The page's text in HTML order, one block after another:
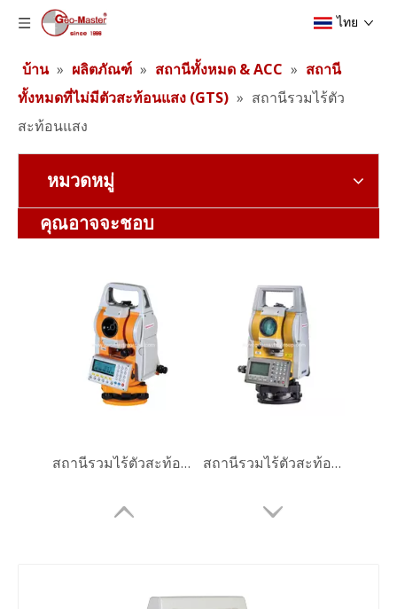
ไทย
บ้าน » ผลิตภัณฑ์ » สถานีทั้งหมด & ACC » สถานี
ทั้งหมดที่ไม่มีตัวสะท้อนแสง (GTS) » สถานีรวมไร้ตัว
สะท้อนแสง
หมวดหมู่
คุณอาจจะชอบ
สถานีรวมไร้ตัวสะท้อนแสง สถานีรวมไร้ตัวสะท้อนแสง